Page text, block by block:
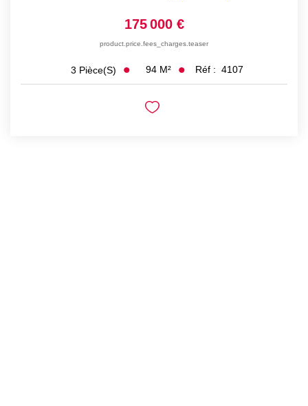
175 000 €
product.price.fees_charges.teaser
3 Pièce(s) 94 M² Réf : 4107